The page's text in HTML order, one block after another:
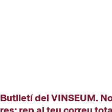
Butlletí del VINSEUM.